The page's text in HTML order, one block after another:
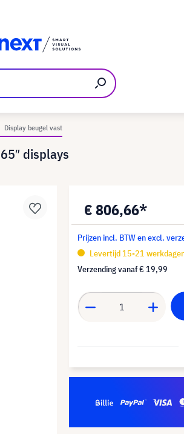
Display beugel vast
displays
€ 806,66*
Prijzen incl. BTW en excl.
Levertijd 15-21
Verzending vanaf€ 19,99